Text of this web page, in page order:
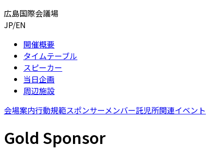
広島国際会議場
JP/EN
開催概要
タイムテーブル
スピーカー
当日企画
周辺施設
会場案内行動規範スポンサーメンバー託児所関連イベント
Gold Sponsor